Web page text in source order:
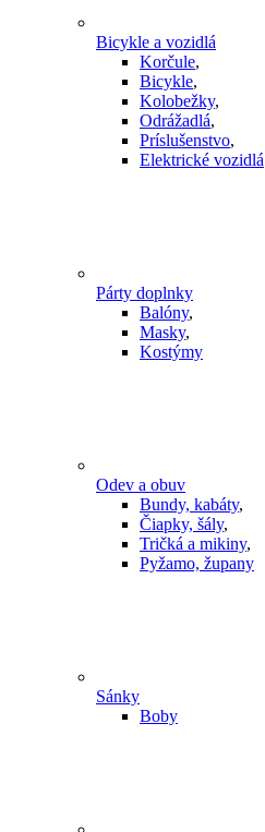
Bicykle a vozidlá
Korčule,
Bicykle,
Kolobežky,
Odrážadlá,
Príslušenstvo,
Elektrické vozidlá
Párty doplnky
Balóny,
Masky,
Kostýmy
Odev a obuv
Bundy, kabáty,
Čiapky, šály,
Tričká a mikiny,
Pyžamo, župany
Sánky
Boby